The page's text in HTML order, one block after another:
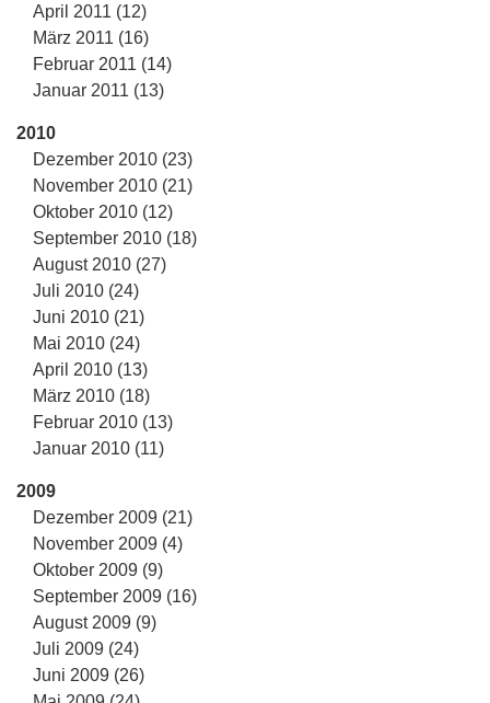
April 2011 (12)
März 2011 (16)
Februar 2011 (14)
Januar 2011 (13)
2010
Dezember 2010 (23)
November 2010 (21)
Oktober 2010 (12)
September 2010 (18)
August 2010 (27)
Juli 2010 (24)
Juni 2010 (21)
Mai 2010 (24)
April 2010 (13)
März 2010 (18)
Februar 2010 (13)
Januar 2010 (11)
2009
Dezember 2009 (21)
November 2009 (4)
Oktober 2009 (9)
September 2009 (16)
August 2009 (9)
Juli 2009 (24)
Juni 2009 (26)